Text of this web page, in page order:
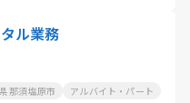
ル業務
那須塩原市 アルバイト・パート